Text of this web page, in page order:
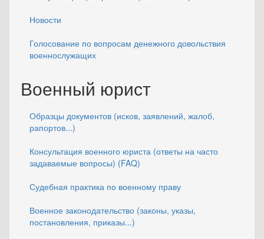
Новости
Голосование по вопросам денежного довольствия
военнослужащих
Военный юрист
Образцы документов (исков, заявлений, жалоб,
рапортов...)
Консультация военного юриста (ответы на часто
задаваемые вопросы) (FAQ)
Судебная практика по военному праву
Военное законодательство (законы, указы,
постановления, приказы...)